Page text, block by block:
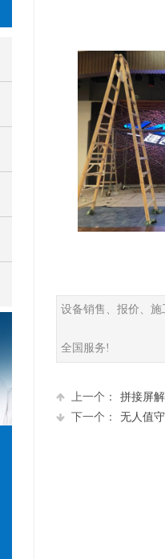
设备销售、报价、施
全国服务!
上一个：
拼接屏
下一个：
无人值